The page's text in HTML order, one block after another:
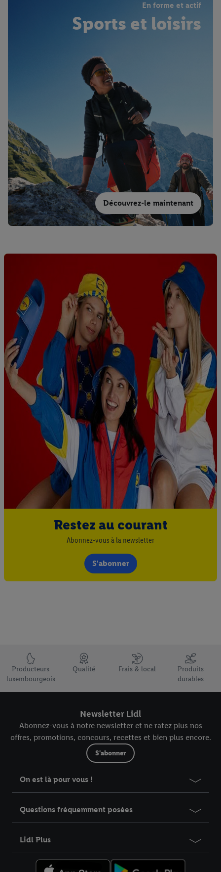
En forme et actif
Sports et loisirs
Découvrez-le maintenant
Restez au courant
Abonnez-vous à la newsletter
S'abonner
Élément du pied de page avec les USPs de Lidl Luxembourg
Producteurs
luxembourgeois
Qualité Frais & local
Produits
durables
Newsletter Lidl
Abonnez-vous à notre newsletter et ne ratez plus nos
offres, promotions, concours, recettes et bien plus encore.
S'abonner
On est là pour vous !
Questions fréquemment posées
Lidl Plus